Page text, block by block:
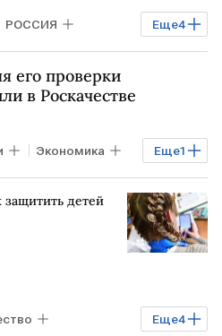
Еще4
РОССИЯ
Здоровье
его проверки
в Роскачестве
Еще1
Экономика
защитить детей
Еще4